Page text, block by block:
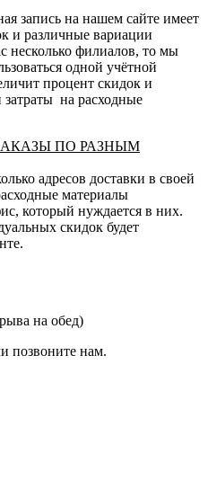
запись на нашем сайте имеет
и различные вариации
несколько филиалов, то мы
одной учётной
процент скидок и
затраты на расходные
ПО РАЗНЫМ
адресов доставки в своей
материалы
который нуждается в них.
скидок будет
на обед)
позвоните нам.